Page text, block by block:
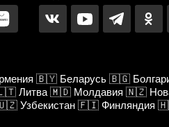
🇧🇾 Беларусь 🇧🇬
Литва 🇲🇩 Молдавия 🇳🇿
Узбекистан 🇫🇮 Финляндия